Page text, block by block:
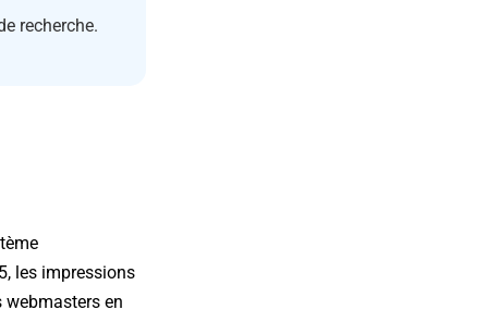
recherche.
les impressions
en